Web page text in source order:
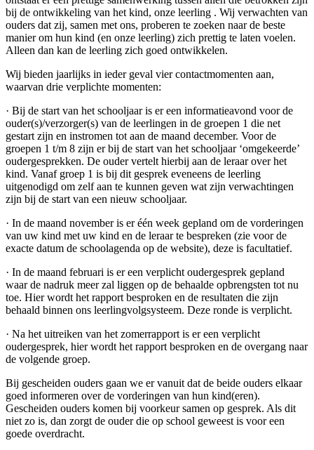
bij de ontwikkeling van het kind, onze leerling . Wij verwachten van
ouders dat zij, samen met ons, proberen te zoeken naar de beste
manier om hun kind (en onze leerling) zich prettig te laten voelen.
Alleen dan kan de leerling zich goed ontwikkelen.
Wij bieden jaarlijks in ieder geval vier contactmomenten aan,
waarvan drie verplichte momenten:
· Bij de start van het schooljaar is er een informatieavond voor de
ouder(s)/verzorger(s) van de leerlingen in de groepen 1 die net
gestart zijn en instromen tot aan de maand december. Voor de
groepen 1 t/m 8 zijn er bij de start van het schooljaar ‘omgekeerde’
oudergesprekken. De ouder vertelt hierbij aan de leraar over het
kind. Vanaf groep 1 is bij dit gesprek eveneens de leerling
uitgenodigd om zelf aan te kunnen geven wat zijn verwachtingen
zijn bij de start van een nieuw schooljaar.
· In de maand november is er één week gepland om de vorderingen
van uw kind met uw kind en de leraar te bespreken (zie voor de
exacte datum de schoolagenda op de website), deze is facultatief.
· In de maand februari is er een verplicht oudergesprek gepland
waar de nadruk meer zal liggen op de behaalde opbrengsten tot nu
toe. Hier wordt het rapport besproken en de resultaten die zijn
behaald binnen ons leerlingvolgsysteem. Deze ronde is verplicht.
· Na het uitreiken van het zomerrapport is er een verplicht
oudergesprek, hier wordt het rapport besproken en de overgang naar
de volgende groep.
Bij gescheiden ouders gaan we er vanuit dat de beide ouders elkaar
goed informeren over de vorderingen van hun kind(eren).
Gescheiden ouders komen bij voorkeur samen op gesprek. Als dit
niet zo is, dan zorgt de ouder die op school geweest is voor een
goede overdracht.